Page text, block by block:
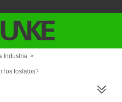
Industria >
los fosfatos?